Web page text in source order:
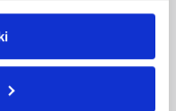
Nordic Cup